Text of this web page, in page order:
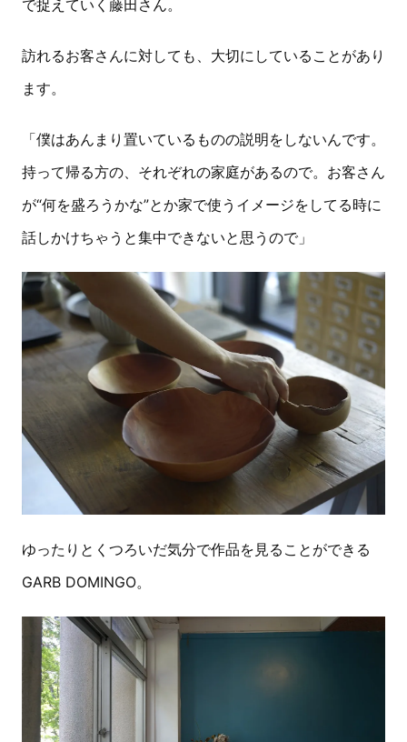
で捉えていく藤田さん。
訪れるお客さんに対しても、大切にしていることがあり
ます。
「僕はあんまり置いているものの説明をしないんです。
持って帰る方の、それぞれの家庭があるので。お客さん
が“何を盛ろうかな”とか家で使うイメージをしてる時に
話しかけちゃうと集中できないと思うので」
ゆったりとくつろいだ気分で作品を見ることができる
GARB DOMINGO。